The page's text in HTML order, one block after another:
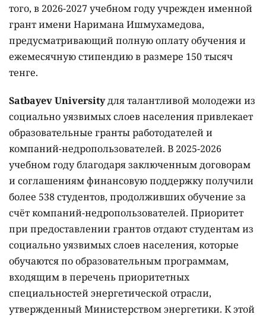
того, в 2026-2027 учебном году учрежден именной
грант имени Наримана Ишмухамедова,
предусматривающий полную оплату обучения и
ежемесячную стипендию в размере 150 тысяч
тенге.
Satbayev Universityдля талантливой молодежи из
социально уязвимых слоев населения привлекает
образовательные гранты работодателей и
компаний-недропользователей. В 2025-2026
учебном году благодаря заключенным договорам
и соглашениям финансовую поддержку получили
более 538 студентов, продолживших обучение за
счёт компаний-недропользователей. Приоритет
при предоставлении грантов отдают студентам из
социально уязвимых слоев населения, которые
обучаются по образовательным программам,
входящим в перечень приоритетных
специальностей энергетической отрасли,
утвержденный Министерством энергетики. К этой